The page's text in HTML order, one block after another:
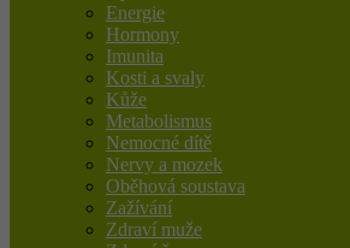
Energie
Hormony
Imunita
Kosti a svaly
Kůže
Metabolismus
Nemocné dítě
Nervy a mozek
Oběhová soustava
Zažívání
Zdraví muže